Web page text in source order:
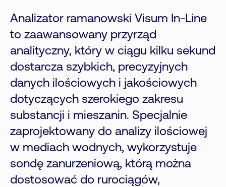
Analizator ramanowski Visum In-Line
to zaawansowany przyrząd
analityczny, który w ciągu kilku sekund
dostarcza szybkich, precyzyjnych
danych ilościowych i jakościowych
dotyczących szerokiego zakresu
substancji i mieszanin. Specjalnie
zaprojektowany do analizy ilościowej
w mediach wodnych, wykorzystuje
sondę zanurzeniową, którą można
dostosować do rurociągów,